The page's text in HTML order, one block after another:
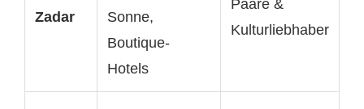
Zadar
Sonne,
Boutique-
Hotels
Paare &
Kulturliebhaber